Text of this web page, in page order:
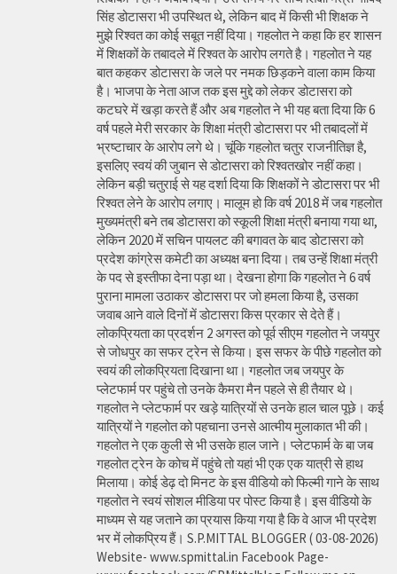
सिंह डोटासरा भी उपस्थित थे, लेकिन बाद में किसी भी शिक्षक ने
मुझे रिश्वत का कोई सबूत नहीं दिया। गहलोत ने कहा कि हर शासन
में शिक्षकों के तबादले में रिश्वत के आरोप लगते है। गहलोत ने यह
बात कहकर डोटासरा के जले पर नमक छिड़कने वाला काम किया
है। भाजपा के नेता आज तक इस मुद्दे को लेकर डोटासरा को
कटघरे में खड़ा करते हैं और अब गहलोत ने भी यह बता दिया कि 6
वर्ष पहले मेरी सरकार के शिक्षा मंत्री डोटासरा पर भी तबादलों में
भ्रष्टाचार के आरोप लगे थे। चूंकि गहलोत चतुर राजनीतिज्ञ है,
इसलिए स्वयं की जुबान से डोटासरा को रिश्वतखोर नहीं कहा।
लेकिन बड़ी चतुराई से यह दर्शा दिया कि शिक्षकों ने डोटासरा पर भी
रिश्वत लेने के आरोप लगाए। मालूम हो कि वर्ष 2018 में जब गहलोत
मुख्यमंत्री बने तब डोटासरा को स्कूली शिक्षा मंत्री बनाया गया था,
लेकिन 2020 में सचिन पायलट की बगावत के बाद डोटासरा को
प्रदेश कांग्रेस कमेटी का अध्यक्ष बना दिया। तब उन्हें शिक्षा मंत्री
के पद से इस्तीफा देना पड़ा था। देखना होगा कि गहलोत ने 6 वर्ष
पुराना मामला उठाकर डोटासरा पर जो हमला किया है, उसका
जवाब आने वाले दिनों में डोटासरा किस प्रकार से देते हैं।
लोकप्रियता का प्रदर्शन 2 अगस्त को पूर्व सीएम गहलोत ने जयपुर
से जोधपुर का सफर ट्रेन से किया। इस सफर के पीछे गहलोत को
स्वयं की लोकप्रियता दिखाना था। गहलोत जब जयपुर के
प्लेटफार्म पर पहुंचे तो उनके कैमरा मैन पहले से ही तैयार थे।
गहलोत ने प्लेटफार्म पर खड़े यात्रियों से उनके हाल चाल पूछे। कई
यात्रियों ने गहलोत को पहचाना उनसे आत्मीय मुलाकात भी की।
गहलोत ने एक कुली से भी उसके हाल जाने। प्लेटफार्म के बा जब
गहलोत ट्रेन के कोच में पहुंचे तो यहां भी एक एक यात्री से हाथ
मिलाया। कोई डेढ़ दो मिनट के इस वीडियो को फिल्मी गाने के साथ
गहलोत ने स्वयं सोशल मीडिया पर पोस्ट किया है। इस वीडियो के
माध्यम से यह जताने का प्रयास किया गया है कि वे आज भी प्रदेश
भर में लोकप्रिय हैं। S.P.MITTAL BLOGGER ( 03-08-2026)
Website- www.spmittal.in Facebook Page-